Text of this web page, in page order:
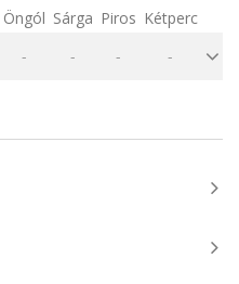
Öngól Sárga Piros Kétperc
- - - -